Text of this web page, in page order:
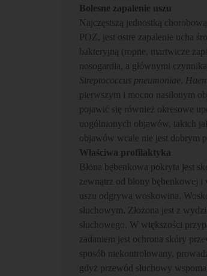
Bolesne zapalenie uszu
Najczęstszą jednostką
POZ, jest ostre zapalenie ucha
bakteryjną (ropne, martwicze
nosogardła, a głównymi
Streptococcus pneumoniae,
pierwszym i mocno nasilonym
pojawić się również okresowe
uogólnionych objawów, takich
objawów wcale nie jest dobrym
Właściwa profilaktyka
Błona bębenkowa pokryta jest
zewnątrz od błony bębenkowej
uszu odgrywa woskowina.
słuchowym. Złożona jest z
słuchowego. W większości
zadaniem jest ochrona skóry
sposób niekontrolowany,
gdyż przewód słuchowy